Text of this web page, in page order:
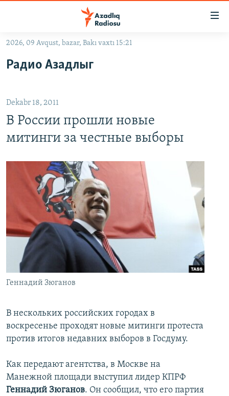
Əsas
qayıt
qayıt
Axtarışa
#İZAHLA
ARAŞDIRMA
MULTIMEDIA
FOTOQALEREYA
İNFOQRAFIKA
KARIKATURA
RADIO ARXIV
OXU ZALI
AZƏRBAYCAN ƏDƏBIYYATI KITABXANASI
İSLAM VƏ DEMOKRATIYA
HAQQIMIZDA
MISSIYAMIZ
PEŞƏ ETIKASI VƏ JURNALISTIKA STANDARTLARIMIZ
BIZIMLƏ ƏLAQƏ
XƏBƏR BÜLLETENLƏRIMIZ
BIZI IZLƏ
2026, 09 Avqust, bazar, Bakı vaxtı 15:21
Радио Азадлыг
Dekabr 18, 2011
В России прошли новые
митинги за честные выборы
Геннадий Зюганов
В нескольких российских городах в
воскресенье проходят новые митинги протеста
против итогов недавних выборов в Госдуму.
Как передают агентства, в Москве на
Манежной площади выступил лидер КПРФ
Геннадий Зюганов. Он сообщил, что его партия